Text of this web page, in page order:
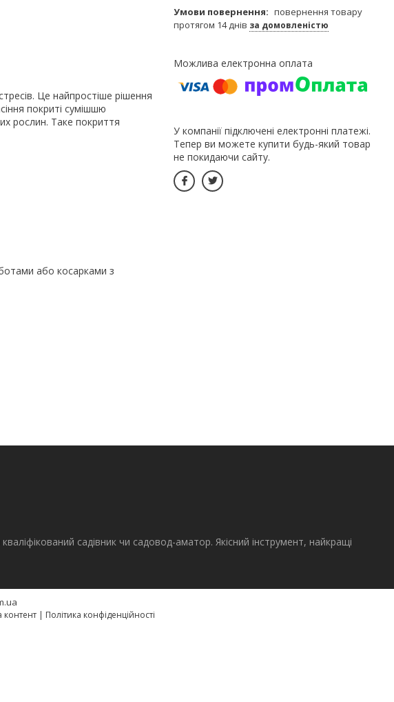
Це найпростіше рішення
покриті сумішшю
рослин. Таке покриття
або косарками з
повернення товару
протягом 14 днів за домовленістю
У компанії підключені електронні платежі.
Тепер ви можете купити будь-який товар
не покидаючи сайту.
садівник чи садовод-аматор. Якісний інструмент, найкращі
контент | Політика конфіденційності